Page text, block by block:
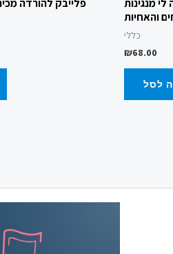
מנגינות
והאחיות
כללי
₪68.00
לסל
פלייבק להורדה